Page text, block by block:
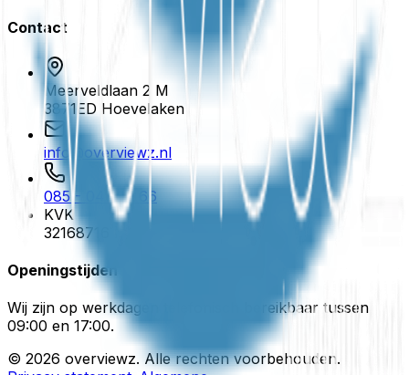
Contact
Meerveldlaan 2 M
3871ED Hoevelaken
info@overviewz.nl
085 - 04 100 66
KVK
32168716
Openingstijden
Wij zijn op werkdagen telefonisch bereikbaar tussen
09:00 en 17:00.
© 2026 overviewz. Alle rechten voorbehouden.